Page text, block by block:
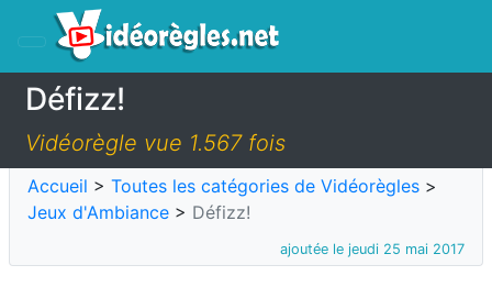
Défizz!
Vidéorègle vue 1.567 fois
Accueil > Toutes les catégories de Vidéorègles >
Jeux d'Ambiance > Défizz!
ajoutée le jeudi 25 mai 2017